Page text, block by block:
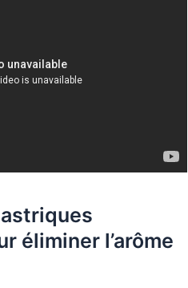
éliminer l’arôme